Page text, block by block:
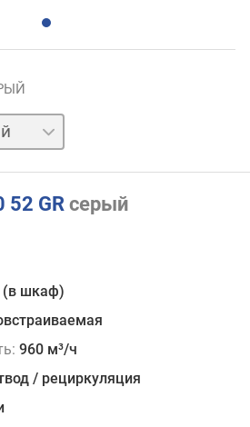
52 GR серый
(в шкаф)
960 м³/ч
/ рециркуляция